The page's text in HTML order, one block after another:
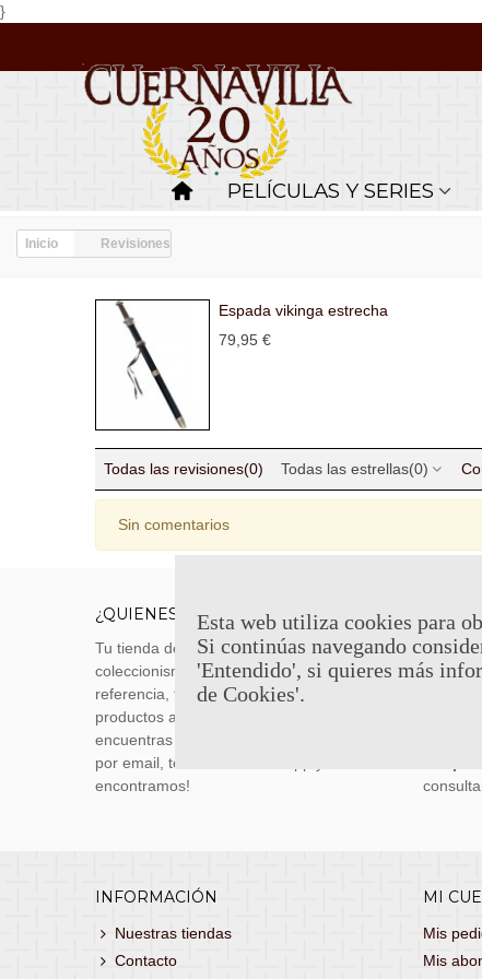
}
PELÍCULAS Y SERIES
Inicio Revisiones
Espada vikinga estrecha
79,95 €
Todas las revisiones(0) Todas las estrellas(0)
Sin comentarios
¿QUIENES SOMOS?
Tu tienda de merchandising, artículos de
coleccionismo y réplicas históricas de
referencia, tenemos una gran variedad de
productos a los mejores precios. Si no
encuentras lo que buscas, danos un toque
por email, teléfono o Whatsapp y te lo
encontramos!
Envíos
INFORMACIÓN
Nuestras tiendas
Contacto
MI
Mis
Mis
Esta web utiliza cookies para
Si continúas navegando
'Entendido', si quieres más
de Cookies'.